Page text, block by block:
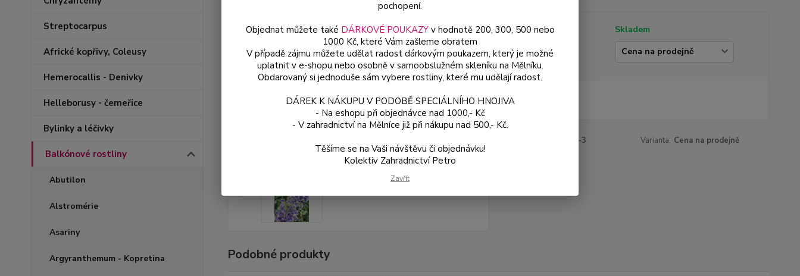
Streptocarpus
Africké kopřivy, Coleusy
Hemerocallis - Denivky
Helleborusy - čemeřice
Bylinky a léčivky
Balkónové rostliny
Abutilon
Alstromérie
Asariny
Argyranthemum - Kopretina
Dostupnost
Skladem
Varianta
179-3 Varianta: Cena na prodejně
Podobné produkty
pochopení.
Objednat můžete také DÁRKOVÉ POUKAZYv hodnotě 200, 300, 500 nebo
1000 Kč, které Vám zašleme obratem
V případě zájmu můžete udělat radost dárkovým poukazem, který je možné
uplatnit v e-shopu nebo osobně v samoobslužném skleníku na Mělníku.
Obdarovaný si jednoduše sám vybere rostliny, které mu udělají radost.
DÁREK K NÁKUPU V PODOBĚ SPECIÁLNÍHO HNOJIVA
- Na eshopu při objednávce nad 1000,- Kč
- V zahradnictví na Mělníce již při nákupu nad 500,- Kč.
Těšíme se na Vaši návštěvu či objednávku!
Kolektiv Zahradnictví Petro
Zavřít